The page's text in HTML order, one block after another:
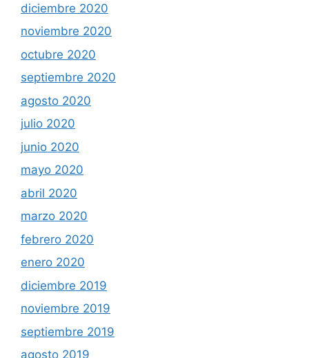
diciembre 2020
noviembre 2020
octubre 2020
septiembre 2020
agosto 2020
julio 2020
junio 2020
mayo 2020
abril 2020
marzo 2020
febrero 2020
enero 2020
diciembre 2019
noviembre 2019
septiembre 2019
agosto 2019